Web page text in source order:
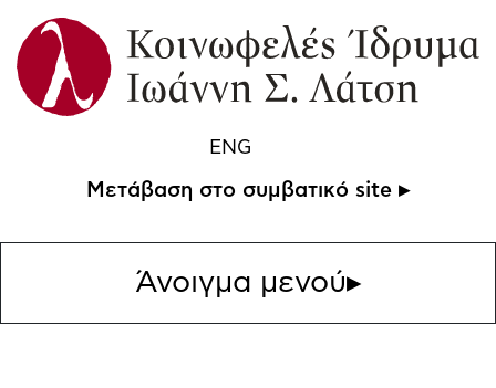
ENG
Μετάβαση στο συμβατικό site ▸
Άνοιγμα μενού▸